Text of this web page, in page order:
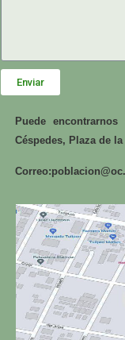
Enviar
Puede
Céspedes, Plaza de
Correo: